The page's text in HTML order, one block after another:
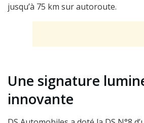
jusqu’à 75 km sur autoroute.
Une signature
innovante